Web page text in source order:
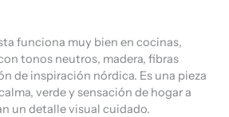
funciona muy bien en cocinas,
tonos neutros, madera, fibras
de inspiración nórdica. Es una pieza
verde y sensación de hogar a
un detalle visual cuidado.